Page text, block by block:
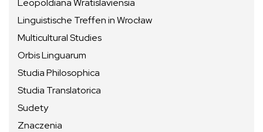
Leopoldiana Wratislaviensia
Linguistische Treffen in Wrocław
Multicultural Studies
Orbis Linguarum
Studia Philosophica
Studia Translatorica
Sudety
Znaczenia